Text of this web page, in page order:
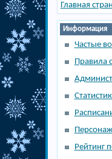
Главная
Информация
Частые
Правила
Рейтинг